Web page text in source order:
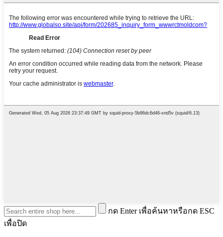
กด Enter เพื่อค้นหาหรือกด ESC
เพื่อปิด